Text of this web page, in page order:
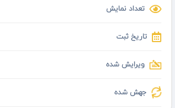
- کاملا رسمی و قانونی
- شهریه اقساط
- مشاوره رایگان
تعداد نمایش
تاریخ ثبت
ویرایش شده
جهش شده